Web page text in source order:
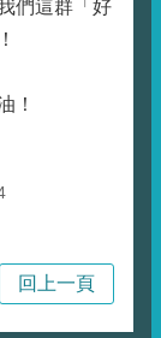
們這群「好
！
回上一頁